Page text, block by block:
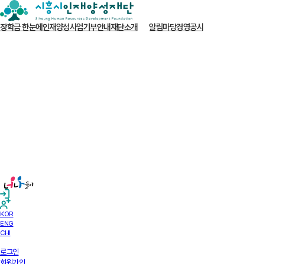
장학금 한눈에인재양성사업기부안내재단소개 알림마당경영공시
KOR
ENG
CHI
로그인